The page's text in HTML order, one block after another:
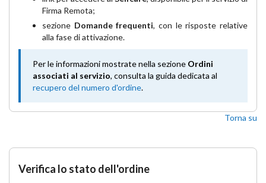
Firma Remota;
sezione Domande frequenti, con le risposte relative
alla fase di attivazione.
Per le informazioni mostrate nella sezione Ordini
associati al servizio, consulta la guida dedicata al
recupero del numero d'ordine.
Torna su
Verifica lo stato dell'ordine